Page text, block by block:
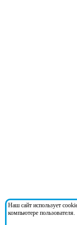
Наш сайт использует
компьютере пользователя.